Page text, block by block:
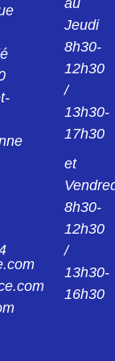
22
21
au
Jeudi
8h30-
12h30
/
13h30-
17h30
et
8h30-
12h30
/
13h30-
16h30